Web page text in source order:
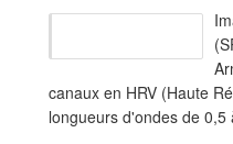
canaux en HRV (Haute
longueurs d'ondes de 0,5